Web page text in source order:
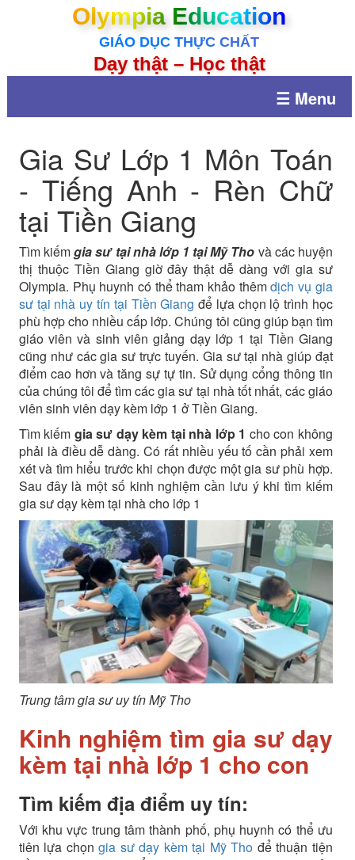
Olympia Education
GIÁO DỤC THỰC CHẤT
Dạy thật – Học thật
☰ Menu
Gia Sư Lớp 1 Môn Toán
- Tiếng Anh - Rèn Chữ
tại Tiền Giang
Tìm kiếmgia sư tại nhà lớp 1 tại Mỹ Tho và các huyện
thị thuộc Tiền Giang giờ đây thật dễ dàng với gia sư
Olympia. Phụ huynh có thể tham khảo thêmdịch vụ gia
sư tại nhà uy tín tại Tiền Giangđể lựa chọn lộ trình học
phù hợp cho nhiều cấp lớp. Chúng tôi cũng giúp bạn tìm
giáo viên và sinh viên giảng dạy lớp 1 tại Tiền Giang
cũng như các gia sư trực tuyến. Gia sư tại nhà giúp đạt
điểm cao hơn và tăng sự tự tin. Sử dụng cổng thông tin
của chúng tôi để tìm các gia sư tại nhà tốt nhất, các giáo
viên sinh viên dạy kèm lớp 1 ở Tiền Giang.
Tìm kiếm gia sư dạy kèm tại nhà lớp 1 cho con không
phải là điều dễ dàng. Có rất nhiều yếu tố cần phải xem
xét và tìm hiểu trước khi chọn được một gia sư phù hợp.
Sau đây là một số kinh nghiệm cần lưu ý khi tìm kiếm
gia sư dạy kèm tại nhà cho lớp 1
Trung tâm gia sư uy tín Mỹ Tho
Kinh nghiệm tìm gia sư dạy
kèm tại nhà lớp 1 cho con
Tìm kiếm địa điểm uy tín:
Với khu vực trung tâm thành phố, phụ huynh có thể ưu
tiên lựa chọngia sư dạy kèm tại Mỹ Tho để thuận tiện